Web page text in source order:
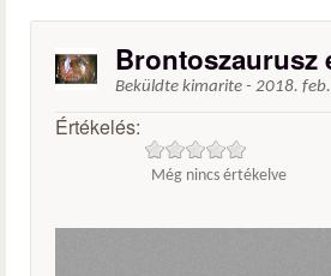
Brontoszaurusz
Beküldte kimarite - 2018.
Értékelés:
Még nincs értékelve